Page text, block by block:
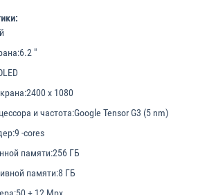
6.2 "
2400 x 1080
и частота:Google Tensor G3 (5 nm)
9 -cores
памяти:256 ГБ
памяти:8 ГБ
50 + 12 Mpx